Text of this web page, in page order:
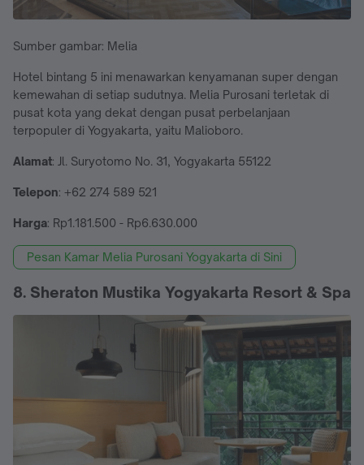
Sumber gambar: Melia
Hotel bintang 5 ini menawarkan kenyamanan super dengan
kemewahan di setiap sudutnya. Melia Purosani terletak di
pusat kota yang dekat dengan pusat perbelanjaan
terpopuler di Yogyakarta, yaitu Malioboro.
Alamat: Jl. Suryotomo No. 31, Yogyakarta 55122
Telepon: +62 274 589 521
Harga: Rp1.181.500 - Rp6.630.000
Pesan Kamar Melia Purosani Yogyakarta di Sini
8. Sheraton Mustika Yogyakarta Resort & Spa